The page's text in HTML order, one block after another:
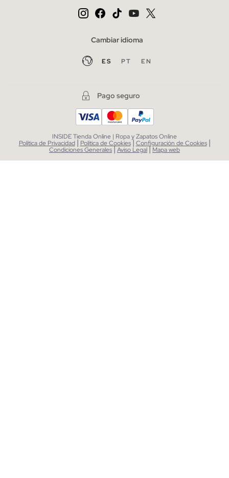
Cambiar idioma
ES PT EN
Pago seguro
INSIDE Tienda Online | Ropa y Zapatos Online
Política de Privacidad | Política de Cookies| Configuración de Cookies |
Condiciones Generales|Aviso Legal| Mapa web